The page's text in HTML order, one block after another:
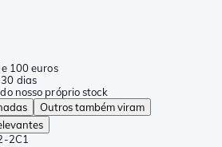
100 euros
dias
nosso próprio stock
Outros também viram
2C1